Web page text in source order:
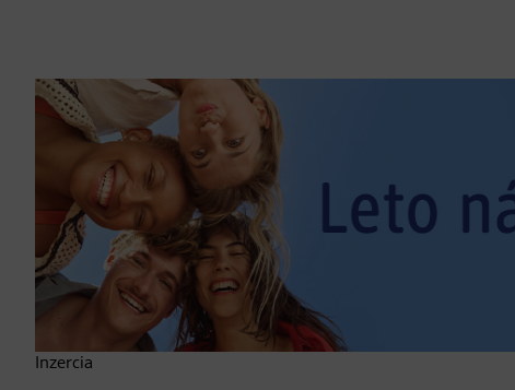
Inzercia